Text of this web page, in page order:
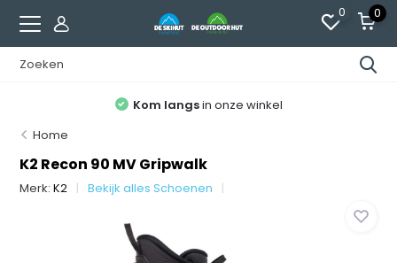
0 0
Kom langsin onze winkel
Home
K2 Recon 90 MV Gripwalk
Merk:K2 Bekijk alles Schoenen